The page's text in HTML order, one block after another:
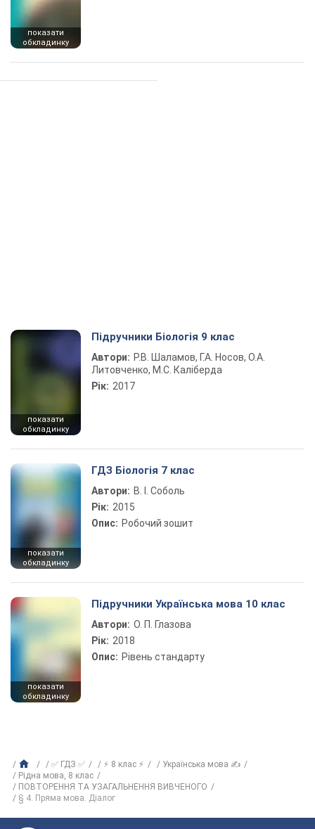
показати
обкладинку
показати
обкладинку
Підручники Біологія 9 клас
Автори: Р.В. Шаламов, Г.А. Носов, О.А.
Литовченко, М.С. Каліберда
Рік: 2017
показати
обкладинку
ГДЗ Біологія 7 клас
Автори: В. І. Соболь
Рік: 2015
Опис: Робочий зошит
показати
обкладинку
Підручники Українська мова 10 клас
Автори: О. П. Глазова
Рік: 2018
Опис: Рівень стандарту
✅ ГДЗ ✅ ⚡ 8 клас ⚡
Українська мова ✍
Рiдна мова, 8 клас
ПОВТОРЕННЯ ТА УЗАГАЛЬНЕННЯ ВИВЧЕНОГО
§ 4. Пряма мова. Діалог